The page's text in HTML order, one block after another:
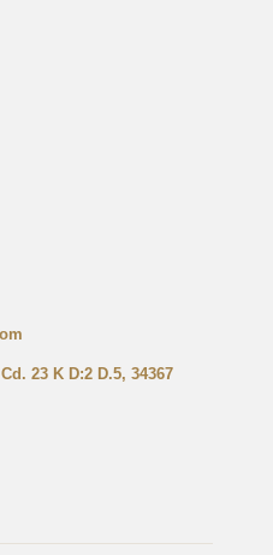
23 K D:2 D.5, 34367